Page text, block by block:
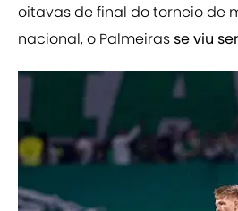
oitavas de final do torneio de
nacional, o Palmeirasse viu